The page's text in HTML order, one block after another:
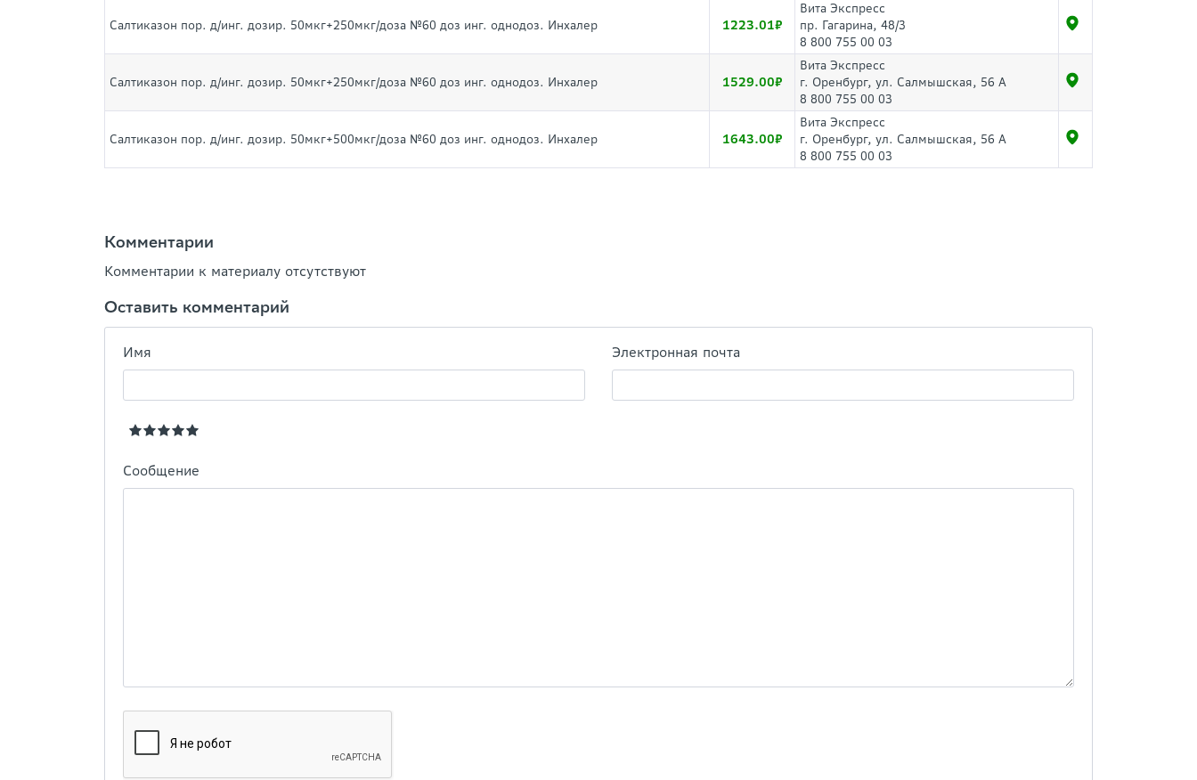
Салтиказон пор. д/инг. дозир. 50мкг+250мкг/доза №60 доз инг. однодоз. Инхалер 1223.01
Вита Экспресс
пр. Гагарина, 48/3
8 800 755 00 03
Салтиказон пор. д/инг. дозир. 50мкг+250мкг/доза №60 доз инг. однодоз. Инхалер 1529.00
Вита Экспресс
г. Оренбург, ул. Салмышская, 56 А
8 800 755 00 03
Салтиказон пор. д/инг. дозир. 50мкг+500мкг/доза №60 доз инг. однодоз. Инхалер 1643.00
Вита Экспресс
г. Оренбург, ул. Салмышская, 56 А
8 800 755 00 03
Комментарии
Комментарии к материалу отсутствуют
Оставить комментарий
Имя Электронная почта
Сообщение